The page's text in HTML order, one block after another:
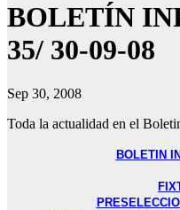
BOLETÍN
35/ 30-09-08
Sep 30, 2008
Toda la actualidad en el
BOLETIN